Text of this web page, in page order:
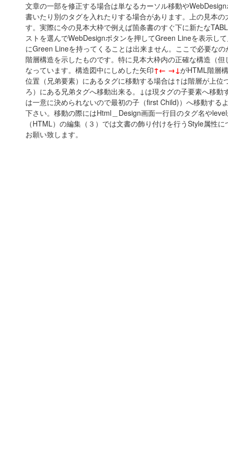
文章の一部を修正する場合は単なるカーソル移動や
書いたり別のタグを入れたりする場合があります。上の見
す。実際に今の見本大枠で例えば箇条書のすぐ下に新たな
ストを選んでWebDesignボタンを押してGreen Lineを表示し
にGreen Lineを持ってくることは出来ません。ここで必要な
階層構造を示したものです。特に見本大枠内の正確な構造（
なっています。構造図中にしめした矢印↑← →↓がHTML階層
位置（兄弟要素）にあるタグに移動する場合は↑は階層が上
ろ）にある兄弟タグへ移動出来る。↓は現タグの子要素へ移
は一意に決められないので最初の子（first Child)）へ移動す
下さい。移動の際にはHtml＿Design画面一行目のタグ名や
（HTML）の編集（３）では文書の飾り付けを行うStyle属性
お願い致します。